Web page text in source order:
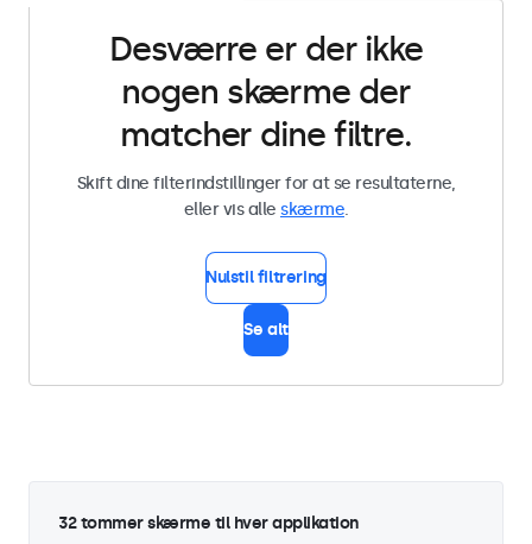
Desværre er der ikke
nogen skærme der
matcher dine filtre.
Skift dine filterindstillinger for at se resultaterne,
eller vis alle skærme.
Nulstil filtrering
Se alt
32 tommer skærme til hver applikation